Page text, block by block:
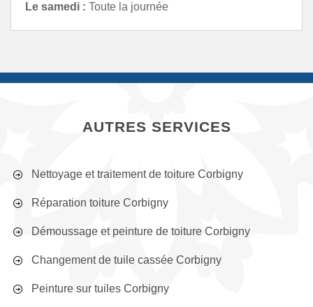
Le samedi : Toute la journée
AUTRES SERVICES
Nettoyage et traitement de toiture Corbigny
Réparation toiture Corbigny
Démoussage et peinture de toiture Corbigny
Changement de tuile cassée Corbigny
Peinture sur tuiles Corbigny